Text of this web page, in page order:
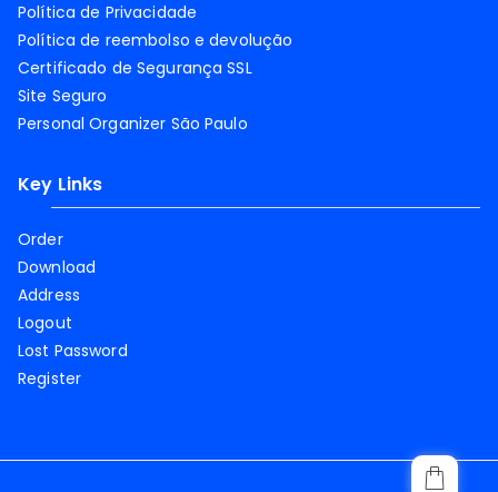
Política de Privacidade
Política de reembolso e devolução
Certificado de Segurança SSL
Site Seguro
Personal Organizer São Paulo
Key Links
Order
Download
Address
Logout
Lost Password
Register